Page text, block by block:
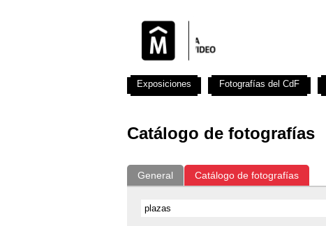
Catálogo de fotografías
General Catálogo de fotografías
Exposiciones Fotografías del CdF